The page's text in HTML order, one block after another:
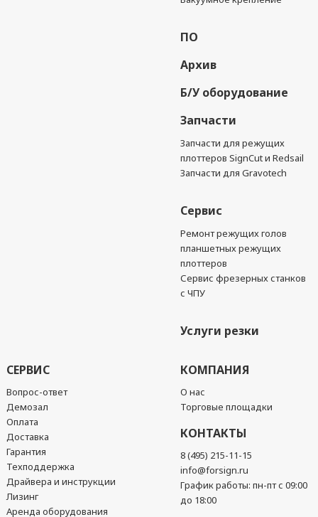
ПО
Архив
Б/У оборудование
Запчасти
Запчасти для режущих
плоттеров SignCut и Redsail
Запчасти для Gravotech
Сервис
Ремонт режущих голов
планшетных режущих
плоттеров
Сервис фрезерных станков
с ЧПУ
Услуги резки
СЕРВИС
Вопрос-ответ
Демозал
Оплата
Доставка
Гарантия
Техподдержка
Драйвера и инструкции
Лизинг
Аренда оборудования
КОМПАНИЯ
О нас
Торговые площадки
КОНТАКТЫ
8 (495) 215-11-15
info@forsign.ru
График работы: пн-пт с 09:00
до 18:00